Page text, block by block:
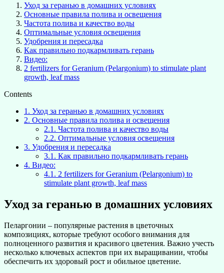
Уход за геранью в домашних условиях
Основные правила полива и освещения
Частота полива и качество воды
Оптимальные условия освещения
Удобрения и пересадка
Как правильно подкармливать герань
Видео:
2 fertilizers for Geranium (Pelargonium) to stimulate plant
growth, leaf mass
Contents
1. Уход за геранью в домашних условиях
2. Основные правила полива и освещения
2.1. Частота полива и качество воды
2.2. Оптимальные условия освещения
3. Удобрения и пересадка
3.1. Как правильно подкармливать герань
4. Видео:
4.1. 2 fertilizers for Geranium (Pelargonium) to
stimulate plant growth, leaf mass
Уход за геранью в домашних условиях
Пеларгонии – популярные растения в цветочных
композициях, которые требуют особого внимания для
полноценного развития и красивого цветения. Важно учесть
несколько ключевых аспектов при их выращивании, чтобы
обеспечить их здоровый рост и обильное цветение.